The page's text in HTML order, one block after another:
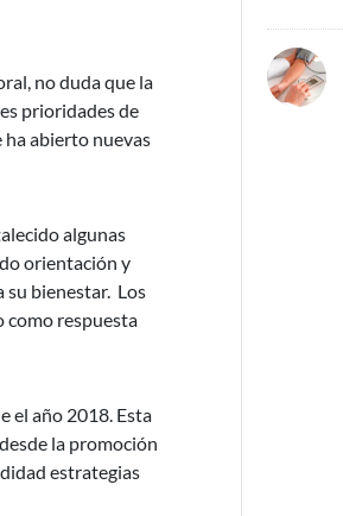
no duda que la
prioridades de
ha abierto nuevas
algunas
orientación y
su bienestar. Los
como respuesta
el año 2018. Esta
la promoción
estrategias